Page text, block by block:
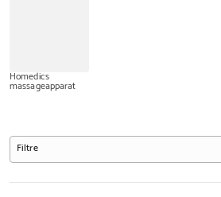
Homedics
massageapparat
Filtre